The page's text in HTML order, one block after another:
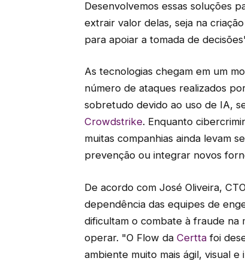
Desenvolvemos essas soluções
extrair valor delas, seja na
para apoiar a tomada de
As tecnologias chegam em um
número de ataques realizados
sobretudo devido ao uso de IA,
Crowdstrike. Enquanto
muitas companhias ainda levam
prevenção ou integrar novos
De acordo com José Oliveira,
dependência das equipes de
dificultam o combate à fraude na
operar. "O Flow da Certtafoi
ambiente muito mais ágil, visual